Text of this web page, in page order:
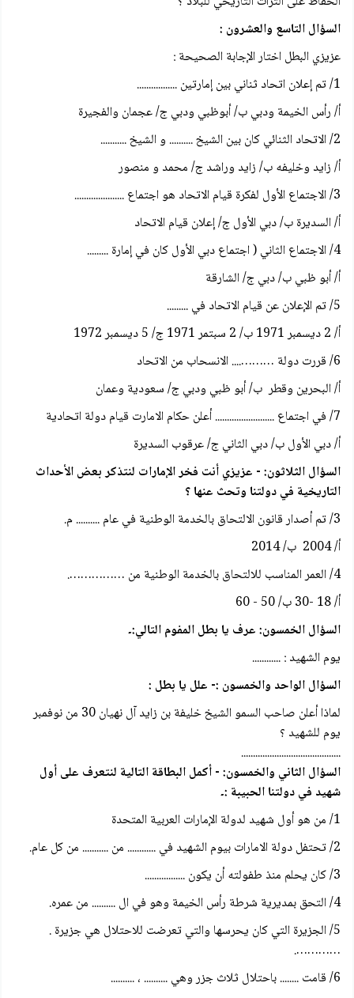
السؤال التاسع والعشرون :
عزيزي البطل اختار الإجابة الصحيحة :
1/ تم إعلان اتحاد ثناني بين إمارتين .................
أ/ رأس الخيمة ودبي ب/ أبوظبي ودبي ج/ عجمان والفجيرة
2/ الاتحاد الثنائي كان بين الشيخ .......... و الشيخ ...........
أ/ زايد وخليفه ب/ زايد وراشد ج/ محمد و منصور
3/ الاجتماع الأول لفكرة قيام الاتحاد هو اجتماع .....................
أ/ السديرة ب/ دبي الأول ج/ إعلان قيام الاتحاد
4/ الاجتماع الثاني ( اجتماع دبي الأول كان في إمارة .........
أ/ أبو ظبي ب/ دبي ج/ الشارقة
5/ تم الإعلان عن قيام الاتحاد في .........
أ/ 2 ديسمبر 1971 ب/ 2 سبتمر 1971 ج/ 5 ديسمبر 1972
6/ قررت دولة ……….... الانسحاب من الاتحاد
أ/ البحرين وقطر ب/ أبو ظبي ودبي ج/ سعودية وعمان
7/ في اجتماع ......................... أعلن حكام الامارت قيام دولة اتحادية
أ/ دبي الأول ب/ دبي الثاني ج/ عرقوب السديرة
السؤال الثلاثون: - عزيزي أنت فخر الإمارات لنتذكر بعض الأحداث
التاريخية في دولتنا وتحث عنها ؟
3/ تم أصدار قانون الالتحاق بالخدمة الوطنية في عام .......... م.
أ/ 2004 ب/ 2014
4/ العمر المناسب للالتحاق بالخدمة الوطنية من …………….
أ/ 18 -30 ب/ 50 - 60
السؤال الخمسون: عرف یا بطل المفوم التالي:۔
يوم الشهيد : ............
السؤال الواحد والخمسون :- علل يا بطل :
لماذا أعلن صاحب السمو الشيخ خليفة بن زايد آل نهيان 30 من نوفمبر
يوم للشهيد ؟
..........................................
السؤال الثاني والخمسون: - أكمل البطاقة التالية لنتعرف على أول
شهيد في دولتنا الحبيبة :۔
1/ من هو أول شهيد لدولة الإمارات العربية المتحدة
2/ تحتفل دولة الامارات بيوم الشهيد في ............ من ........... من كل عام.
3/ كان يحلم منذ طفولته أن يكون .................
4/ التحق بمديرية شرطة رأس الخيمة وهو في ال .......... من عمره.
5/ الجزيرة التي كان يحرسها والتي تعرضت للاحتلال هي جزيرة .
………….
6/ قامت ........ باحتلال ثلاث جزر وهي .......... ، ..........